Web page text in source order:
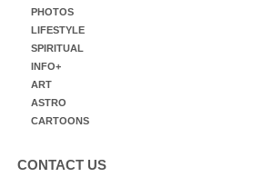
PHOTOS
LIFESTYLE
SPIRITUAL
INFO+
ART
ASTRO
CARTOONS
CONTACT US